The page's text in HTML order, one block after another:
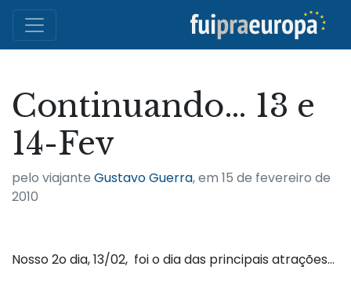
Continuando… 13 e
14-Fev
pelo viajante Gustavo Guerra, em 15 de fevereiro de
2010
Nosso 2o dia, 13/02, foi o dia das principais atrações…